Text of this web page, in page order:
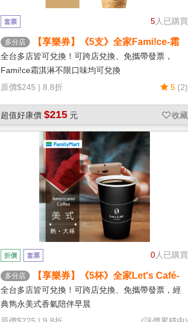
5人已購買
套票
多分店
【享樂券】《5支》全家Fami!ce-霜
淇淋(口味不限)
全台多店皆可兌換！可跨店兌換、免攜帶發票，
Fami!ce霜淇淋不限口味均可兌換
原價$245 | 8.8折 5 (2)
超值好康價 $215 元 收藏
0人已購買
折價 套票
多分店
【享樂券】《5杯》全家Let's Café-
熱美式(大杯)
全台多店皆可兌換！可跨店兌換、免攜帶發票，經
典雋永美式香氣陪伴早晨